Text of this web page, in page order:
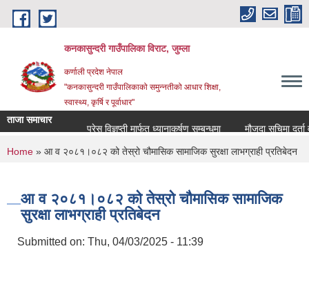
Skip to main content
कनकासुन्दरी गाउँपालिका विराट, जुम्ला
कर्णाली प्रदेश नेपाल
"कनकासुन्दरी गाउँपालिकाको समुन्नतीको आधार शिक्षा,
स्वास्थ्य, कृर्षि र पूर्वाधार"
ताजा समाचार
प्रेस विज्ञप्ती मार्फत ध्यानाकर्षण सम्बन्धमा
मौजुदा सुचिमा दर्ता वा
You are here
Home » आ व २०८१।०८२ को तेस्रो चौमासिक सामाजिक सुरक्षा लाभग्राही प्रतिबेदन
आ व २०८१।०८२ को तेस्रो चौमासिक सामाजिक
सुरक्षा लाभग्राही प्रतिबेदन
Submitted on: Thu, 04/03/2025 - 11:39